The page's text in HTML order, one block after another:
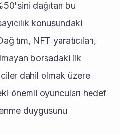
dağıtan bu
konusundaki
NFT yaratıcıları,
borsadaki ilk
dahil olmak üzere
önemli oyuncuları hedef
duygusunu